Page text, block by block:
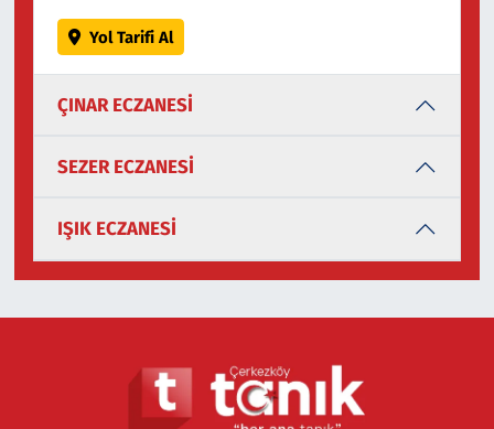
Yol Tarifi Al
ÇINAR ECZANESİ
SEZER ECZANESİ
IŞIK ECZANESİ